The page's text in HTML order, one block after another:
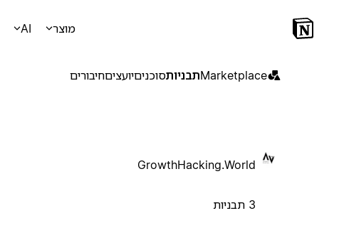
מוצר AI
Marketplaceתבניותסוכניםיועציםחיבורים
GrowthHacking.World
3 תבניות